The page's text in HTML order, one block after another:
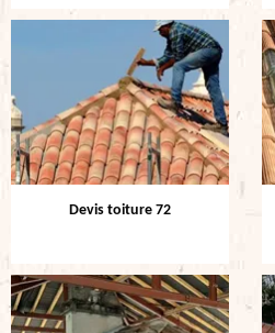
Devis toiture 72